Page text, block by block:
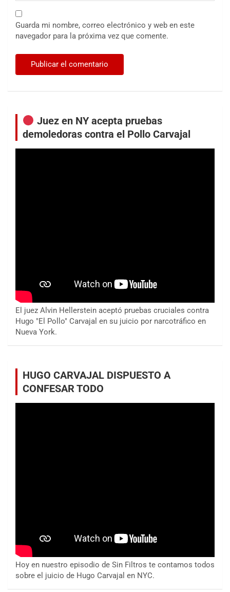
Guarda mi nombre, correo electrónico y web en este
navegador para la próxima vez que comente.
Juez en NY acepta pruebas
demoledoras contra el Pollo Carvajal
El juez Alvin Hellerstein aceptó pruebas cruciales contra
Hugo "El Pollo" Carvajal en su juicio por narcotráfico en
Nueva York.
HUGO CARVAJAL DISPUESTO A
CONFESAR TODO
Hoy en nuestro episodio de Sin Filtros te contamos todos
sobre el juicio de Hugo Carvajal en NYC.